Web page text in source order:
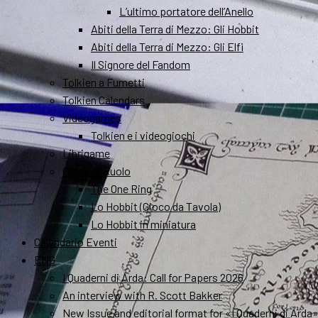
L’ultimo portatore dell’Anello
Abiti della Terra di Mezzo: Gli Hobbit
Abiti della Terra di Mezzo: Gli Elfi
Il Signore del Fandom
Tolkien a Fumetti
Tolkien Calendars
Videogames
Tolkien e i videogiochi
Librigame
Gioco di Ruolo
The One Ring
Lo Hobbit (Gioco da Tavola)
Lo Hobbit in miniatura
Calendario Eventi
ENG
I Quaderni di Arda: Call for Papers 2026
An interview with R. Scott Bakker
New Issue and editorial format for «I Quaderni di Arda»